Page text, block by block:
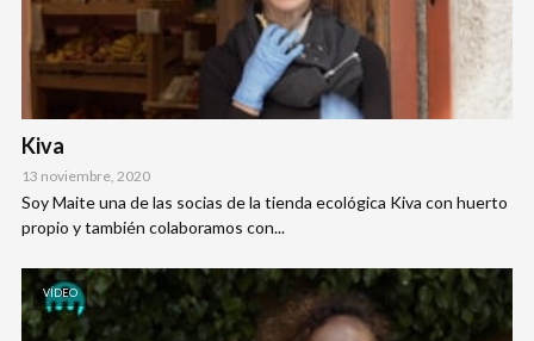
Kiva
13 noviembre, 2020
Soy Maite una de las socias de la tienda ecológica Kiva con huerto
propio y también colaboramos con...
VÍDEO